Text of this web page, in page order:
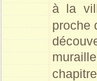
à la
proche